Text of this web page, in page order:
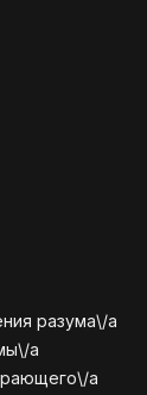
разума\/a
a
a